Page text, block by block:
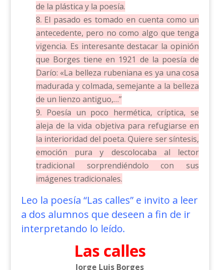
de la plástica y la poesía.
8. El pasado es tomado en cuenta como un
antecedente, pero no como algo que tenga
vigencia. Es interesante destacar la opinión
que Borges tiene en 1921 de la poesía de
Darío: «La belleza rubeniana es ya una cosa
madurada y colmada, semejante a la belleza
de un lienzo antiguo,…”
9. Poesía un poco hermética, críptica, se
aleja de la vida objetiva para refugiarse en
la interioridad del poeta. Quiere ser síntesis,
emoción pura y descolocaba al lector
tradicional sorprendiéndolo con sus
imágenes tradicionales.
Leo la poesía “Las calles” e invito a leer
a dos alumnos que deseen a fin de ir
interpretando lo leído.
Las calles
Jorge Luis Borges